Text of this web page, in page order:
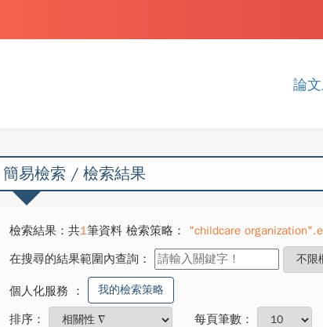
論
簡易檢索 / 檢索結果
檢索結果：共1筆資料 檢索策略：
"childcare
在搜尋的結果範圍內查詢：
個人化服務 ： 我的檢索策略
排序： 每頁筆數：